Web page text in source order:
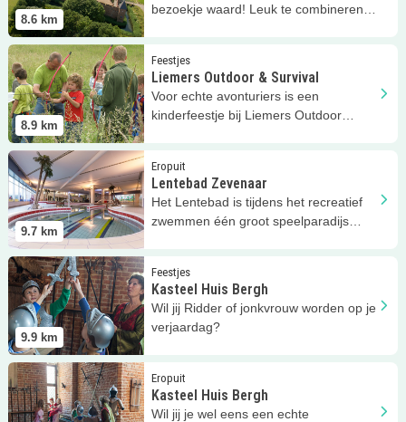
8.6 km
bezoekje waard! Leuk te combineren
8.9 km
Feestjes
Liemers Outdoor & Survival
Voor echte avonturiers is een
kinderfeestje bij Liemers Outdoor
Lees meer Liemers Outdoor &amp; Survival
9.7 km
Eropuit
Lentebad Zevenaar
Het Lentebad is tijdens het recreatief
zwemmen één groot speelparadijs
Lees meer Lentebad Zevenaar
9.9 km
Feestjes
Kasteel Huis Bergh
Wil jij Ridder of jonkvrouw worden op je
verjaardag?
Lees meer Kasteel Huis Bergh
Eropuit
Kasteel Huis Bergh
Wil jij je wel eens een echte
Lees meer Kasteel Huis Bergh